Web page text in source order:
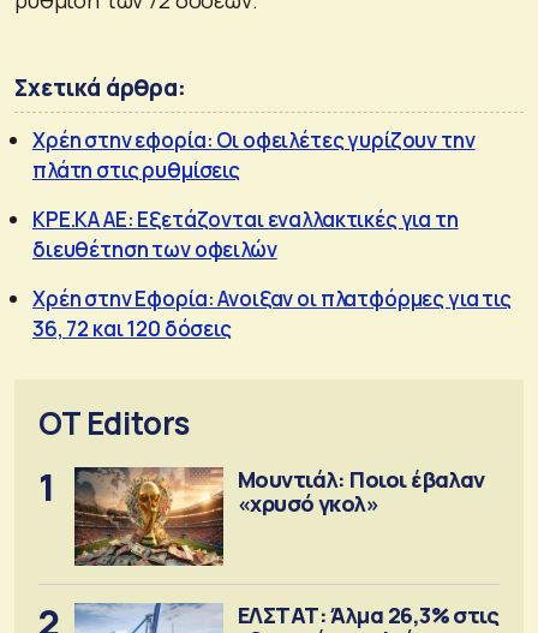
Σχετικά άρθρα:
Χρέη στην εφορία: Οι οφειλέτες γυρίζουν την
πλάτη στις ρυθμίσεις
ΚΡΕ.ΚΑ ΑΕ: Εξετάζονται εναλλακτικές για τη
διευθέτηση των οφειλών
Χρέη στην Εφορία: Ανοιξαν οι πλατφόρμες για τις
36, 72 και 120 δόσεις
OT Editors
1
Μουντιάλ: Ποιοι έβαλαν
«χρυσό γκολ»
2
ΕΛΣΤΑΤ: Άλμα 26,3% στις